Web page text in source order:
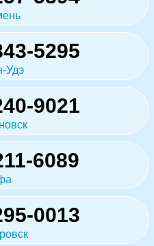
5295
Удэ
9021
6089
0013